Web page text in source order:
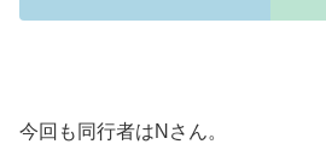
今回も同行者はNさん。